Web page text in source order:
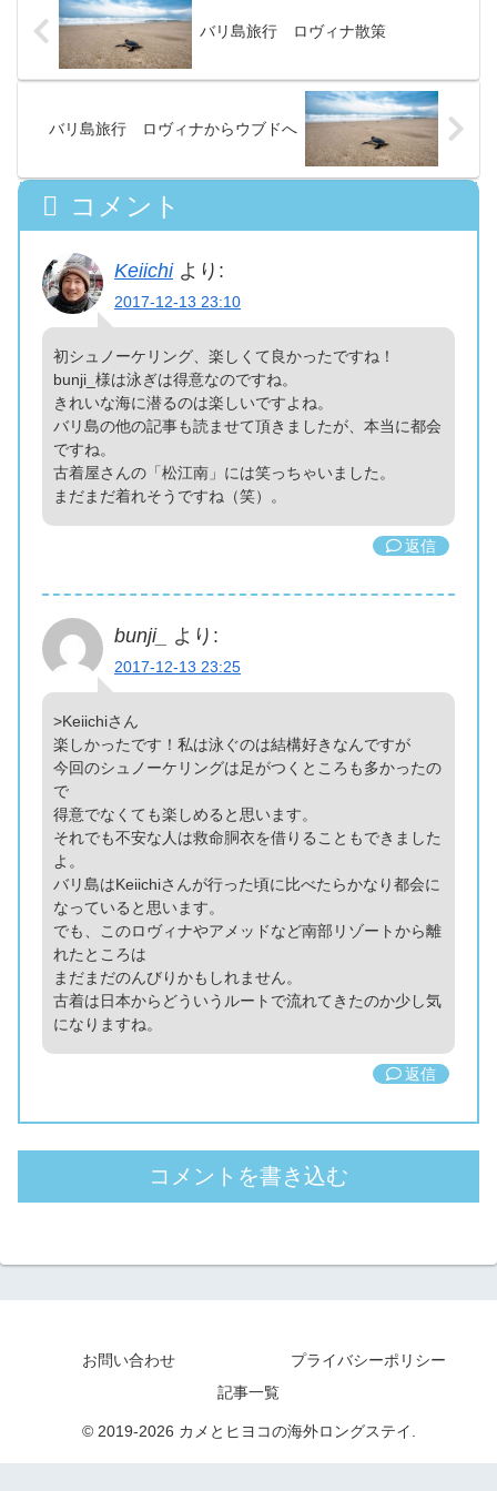
バリ島旅行 ロヴィナ散策
バリ島旅行 ロヴィナからウブドへ
コメント
Keiichi より:
2017-12-13 23:10
初シュノーケリング、楽しくて良かったですね！
bunji_様は泳ぎは得意なのですね。
きれいな海に潜るのは楽しいですよね。
バリ島の他の記事も読ませて頂きましたが、本当に都会
ですね。
古着屋さんの「松江南」には笑っちゃいました。
まだまだ着れそうですね（笑）。
返信
bunji_ より:
2017-12-13 23:25
>Keiichiさん
楽しかったです！私は泳ぐのは結構好きなんですが
今回のシュノーケリングは足がつくところも多かったの
で
得意でなくても楽しめると思います。
それでも不安な人は救命胴衣を借りることもできました
よ。
バリ島はKeiichiさんが行った頃に比べたらかなり都会に
なっていると思います。
でも、このロヴィナやアメッドなど南部リゾートから離
れたところは
まだまだのんびりかもしれません。
古着は日本からどういうルートで流れてきたのか少し気
になりますね。
返信
コメントを書き込む
お問い合わせ
プライバシーポリシー
記事一覧
© 2019-2026 カメとヒヨコの海外ロングステイ.